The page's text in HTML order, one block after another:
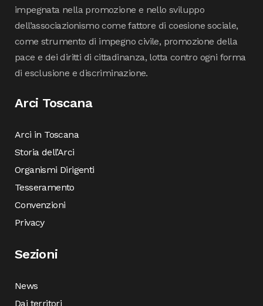
impegnata nella promozione e nello sviluppo
dell’associazionismo come fattore di coesione sociale,
come strumento di impegno civile, promozione della
pace e dei diritti di cittadinanza, lotta contro ogni forma
di esclusione e discriminazione.
Arci Toscana
Arci in Toscana
Storia dell’Arci
Organismi Dirigenti
Tesseramento
Convenzioni
Privacy
Sezioni
News
Dai territori